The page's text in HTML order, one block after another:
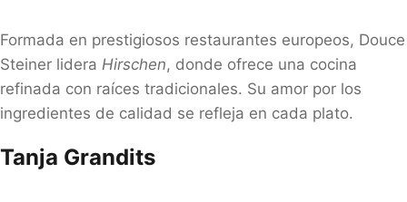
Formada en prestigiosos restaurantes europeos, Douce
Steiner lidera Hirschen, donde ofrece una cocina
refinada con raíces tradicionales. Su amor por los
ingredientes de calidad se refleja en cada plato.
Tanja Grandits